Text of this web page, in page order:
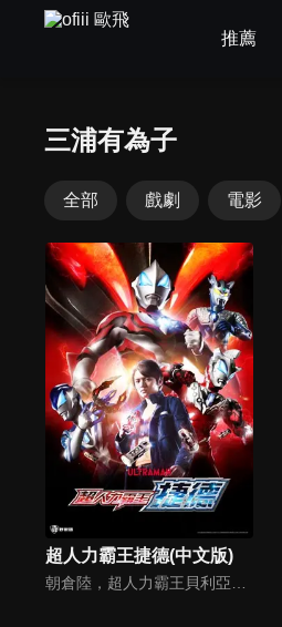
推薦
三浦有為子
全部 戲劇 電影
超人力霸王捷德(中文版)